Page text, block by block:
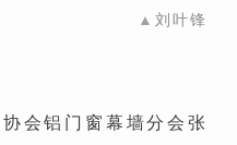
▲ 刘叶锋
会铝门窗幕墙分会张